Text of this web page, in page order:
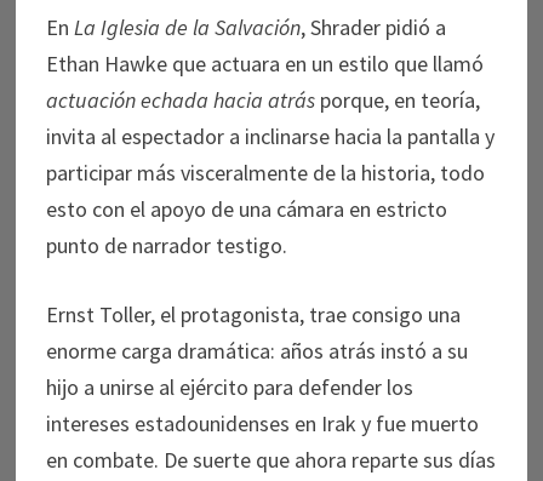
En La Iglesia de la Salvación, Shrader pidió a
Ethan Hawke que actuara en un estilo que llamó
actuación echada hacia atrás porque, en teoría,
invita al espectador a inclinarse hacia la pantalla y
participar más visceralmente de la historia, todo
esto con el apoyo de una cámara en estricto
punto de narrador testigo.
Ernst Toller, el protagonista, trae consigo una
enorme carga dramática: años atrás instó a su
hijo a unirse al ejército para defender los
intereses estadounidenses en Irak y fue muerto
en combate. De suerte que ahora reparte sus días